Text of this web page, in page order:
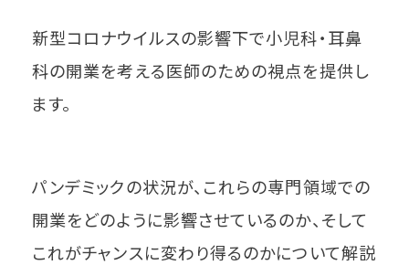
新型コロナウイルスの影響下で小児科・耳鼻
科の開業を考える医師のための視点を提供し
ます。
パンデミックの状況が、これらの専門領域での
開業をどのように影響させているのか、そして
これがチャンスに変わり得るのかについて解説